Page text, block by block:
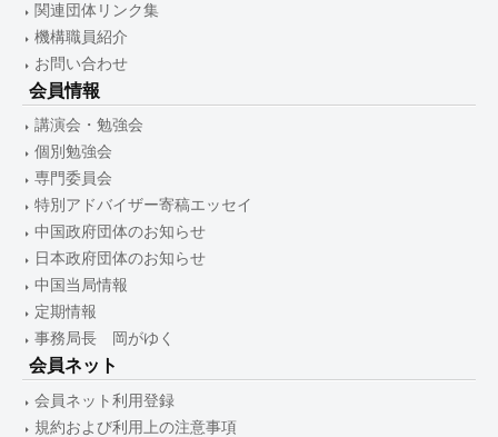
関連団体リンク集
機構職員紹介
お問い合わせ
会員情報
講演会・勉強会
個別勉強会
専門委員会
特別アドバイザー寄稿エッセイ
中国政府団体のお知らせ
日本政府団体のお知らせ
中国当局情報
定期情報
事務局長 岡がゆく
会員ネット
会員ネット利用登録
規約および利用上の注意事項